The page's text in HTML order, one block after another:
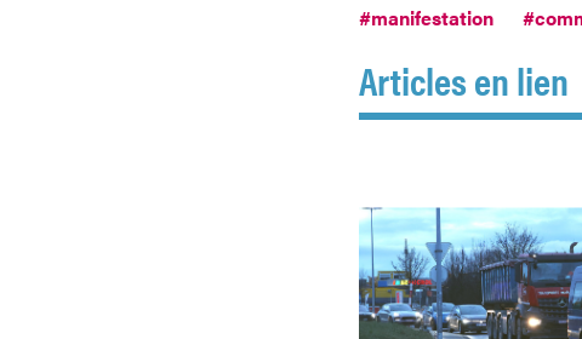
#manifestation
Articles en lien